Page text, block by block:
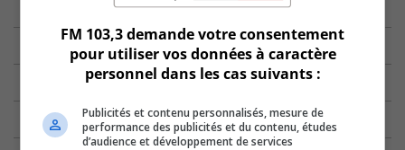
FM 103,3 demande votre consentement
pour utiliser vos données à caractère
personnel dans les cas suivants :
Publicités et contenu personnalisés, mesure de
performance des publicités et du contenu, études
d’audience et développement de services